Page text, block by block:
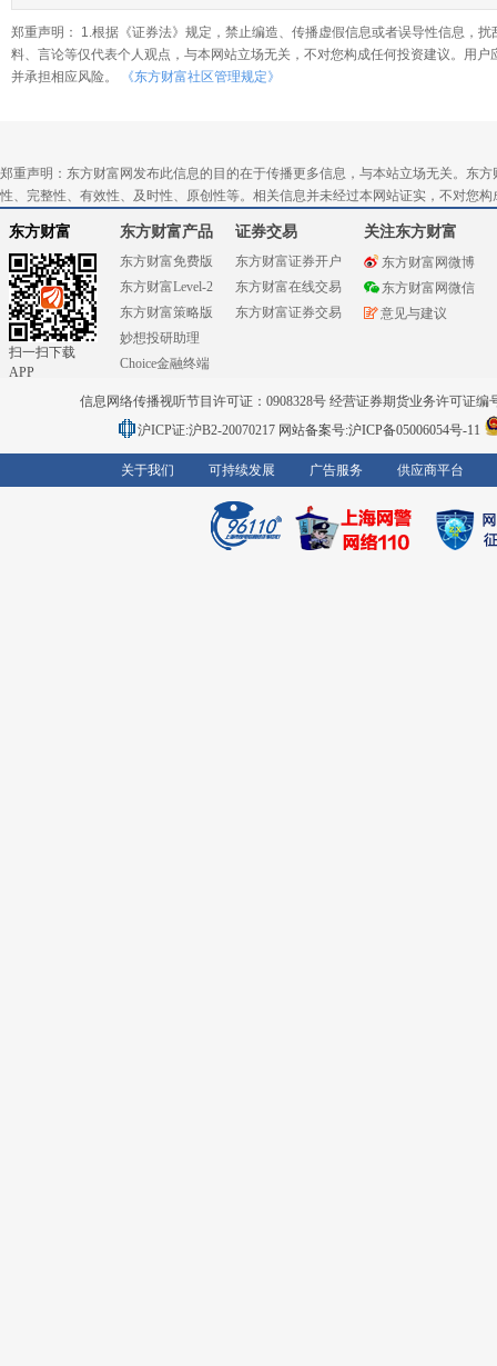
郑重声明： 1.根据《证券法》规定，禁止编造、传播虚假信息或者误导性信息，
料、言论等仅代表个人观点，与本网站立场无关，不对您构成任何投资建议。用
并承担相应风险。
《东方财富社区管理规定》
郑重声明：东方财富网发布此信息的目的在于传播更多信息，与本站立场无关。东
性、完整性、有效性、及时性、原创性等。相关信息并未经过本网站证实，不对您
东方财富
扫一扫下载
APP
东方财富产品
东方财富免费版
东方财富Level-2
东方财富策略版
妙想投研助理
Choice金融终端
证券交易
东方财富证券开户
东方财富在线交易
东方财富证券交易
关注东方财富
东方财富网微博
东方财富网微信
意见与建议
信息网络传播视听节目许可证：0908328号 经营证券期货业务许可证编
沪ICP证:沪B2-20070217 网站备案号:沪ICP备05006054号-11
关于我们 可持续发展 广告服务 供应商平台